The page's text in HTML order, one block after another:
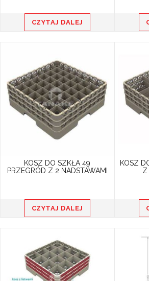
CZYTAJ DALEJ
KOSZ DO SZKŁA 49
PRZEGRÓD Z 2 NADSTAWAMI
CZYTAJ DALEJ
KOSZ
Z